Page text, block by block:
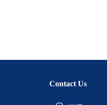
Contact Us